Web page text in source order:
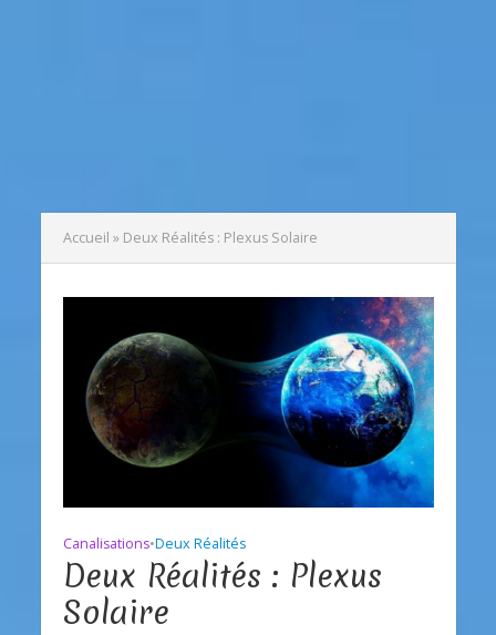
Accueil » Deux Réalités : Plexus Solaire
Canalisations•Deux Réalités
Deux Réalités : Plexus
Solaire